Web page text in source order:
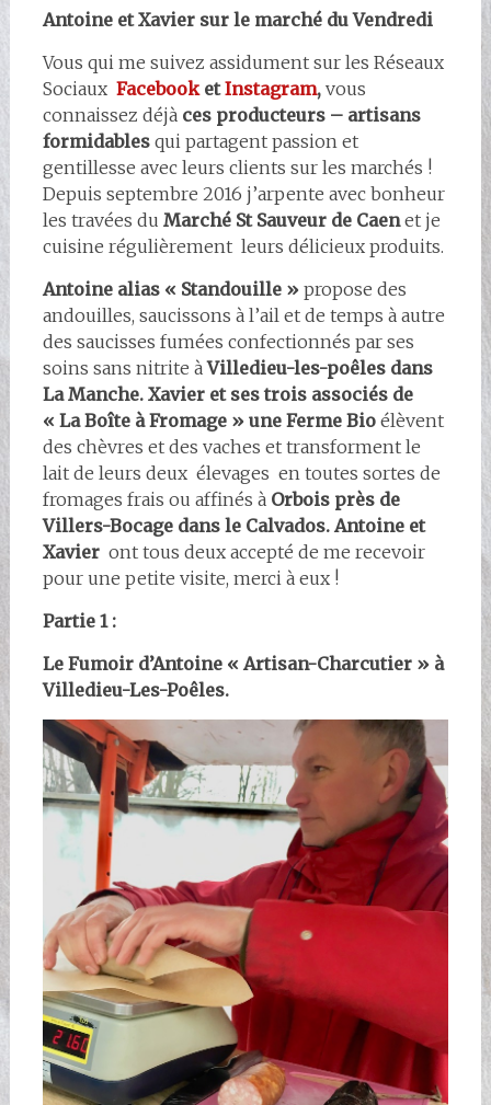
Antoine et Xavier sur le marché du Vendredi
Vous qui me suivez assidument sur les Réseaux
Sociaux FacebooketInstagram, vous
connaissez déjàces producteurs – artisans
formidables qui partagent passion et
gentillesse avec leurs clients sur les marchés !
Depuis septembre 2016 j’arpente avec bonheur
les travées du Marché St Sauveur de Caenet je
cuisine régulièrement leurs délicieux produits.
Antoine alias « Standouille »propose des
andouilles, saucissons à l’ail et de temps à autre
des saucisses fumées confectionnés par ses
soins sans nitrite àVilledieu-les-poêles dans
La Manche. Xavier et ses trois associés de
« La Boîte à Fromage » une Ferme Bio élèvent
des chèvres et des vaches et transforment le
lait de leurs deux élevages en toutes sortes de
fromages frais ou affinés àOrbois près de
Villers-Bocage dans le Calvados. Antoine et
Xavier ont tous deux accepté de me recevoir
pour une petite visite, merci à eux !
Partie 1 :
Le Fumoir d’Antoine « Artisan-Charcutier » à
Villedieu-Les-Poêles.